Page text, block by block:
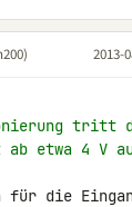
2013-
tritt
ab etwa 4 V
für die